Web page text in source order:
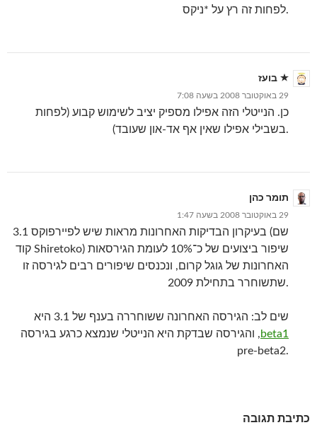
לפחות זה רץ על *ניקס.
בועז
29 באוקטובר 2008 בשעה 7:08
כן. הנייטלי הזה אפילו מספיק יציב לשימוש קבוע (לפחות
בשבילי אפילו שאין אף אד-און שעובד).
תומר כהן
29 באוקטובר 2008 בשעה 1:47
בעיקרון הבדיקות האחרונות מראות שיש לפיירפוקס 3.1 (שם
קוד Shiretoko) שיפור ביצועים של כ־
10% לעומת הגירסאות
האחרונות של גוגל קרום, ונכנסים שיפורים רבים לגירסה זו
שתשוחרר בתחילת 2009.
שים לב: הגירסה האחרונה ששוחררה בענף של 3.1 היא
beta1, והגירסה שבדקת היא הנייטלי שנמצא כרגע בגירסה
pre-beta2.
כתיבת תגובה